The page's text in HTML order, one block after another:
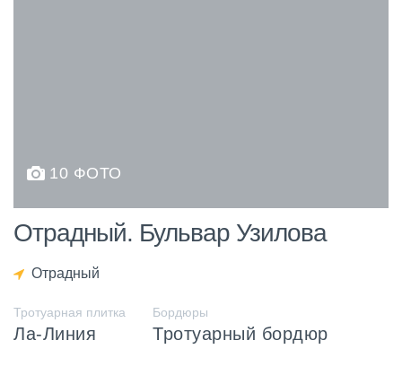
10 ФОТО
Отрадный. Бульвар Узилова
Отрадный
Тротуарная плитка
Ла-Линия
Бордюры
Тротуарный бордюр